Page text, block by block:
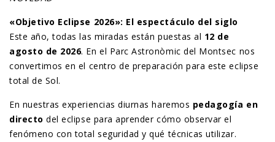
«Objetivo Eclipse 2026»: El espectáculo del siglo
Este año, todas las miradas están puestas al 12 de
agosto de 2026. En el Parc Astronòmic del Montsec nos
convertimos en el centro de preparación para este eclipse
total de Sol.
En nuestras experiencias diurnas haremos pedagogía en
directo del eclipse para aprender cómo observar el
fenómeno con total seguridad y qué técnicas utilizar.